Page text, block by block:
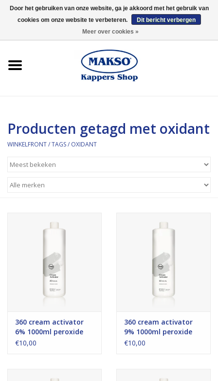
0 Artikelen - €0,00
Kaaral
Merken
Producten getagd met oxidant
WINKELFRONT/TAGS/ OXIDANT
360 cream activator
6% 1000ml peroxide
€10,00
360 cream activator
9% 1000ml peroxide
€10,00
Door het gebruiken van onze website, ga je akkoord met het gebruik van
cookies om onze website te verbeteren.
Dit bericht verbergen
Meer over cookies »